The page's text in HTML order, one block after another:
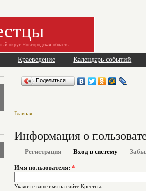
округ Новгородская область
Краеведение Календарь событий
Поделиться…
Главная
Информация о
Регистрация Вход в систему
Имя пользователя: *
Укажите ваше имя на сайте Крестцы.